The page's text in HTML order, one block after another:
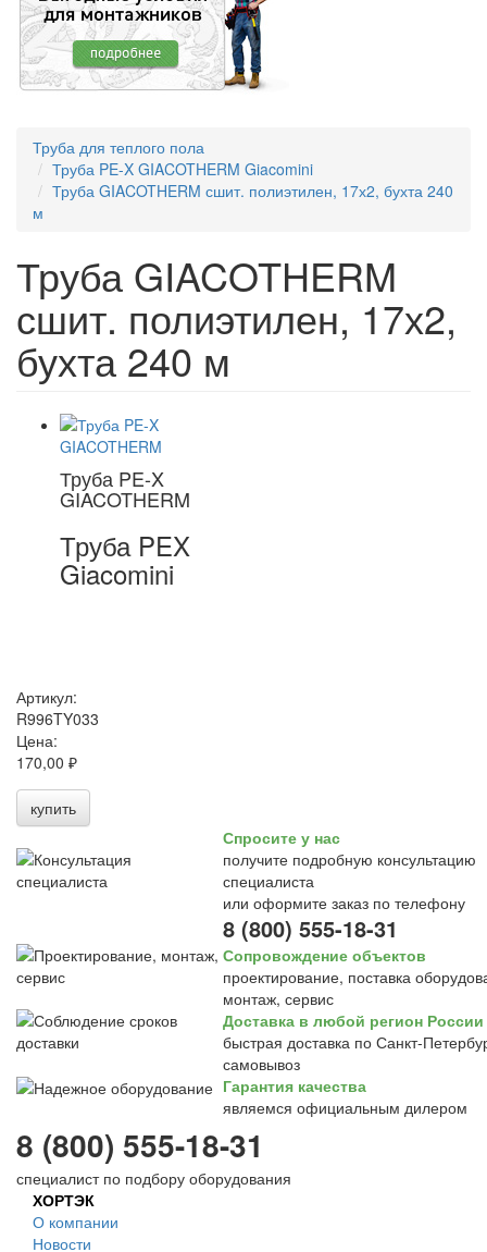
Труба для теплого пола
Труба PE-X GIACOTHERM Giacomini
Труба GIACOTHERM сшит. полиэтилен, 17х2, бухта 240
м
Труба GIACOTHERM
сшит. полиэтилен, 17х2,
бухта 240 м
Труба PE-X
GIACOTHERM
Труба PEX
Giacomini
Артикул:
R996TY033
Цена:
170,00 ₽
купить
Спросите у нас
получите подробную консультацию
специалиста
или оформите заказ по телефону
8 (800) 555-18-31
Сопровождение объектов
проектирование, поставка
монтаж, сервис
Доставка в любой регион России
быстрая доставка по Санкт-
самовывоз
Гарантия качества
являемся официальным дилером
8 (800) 555-18-31
специалист по подбору оборудования
ХОРТЭК
О компании
Новости